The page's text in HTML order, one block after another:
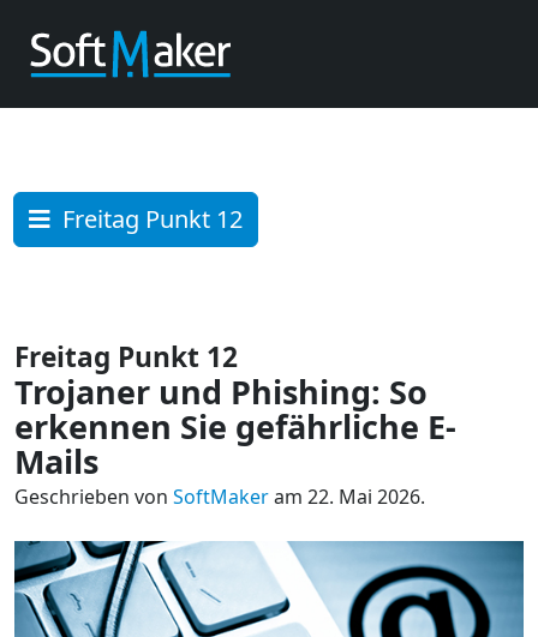
Freitag Punkt 12
Trojaner und Phishing: So
erkennen Sie gefährliche E-
Mails
Geschrieben von SoftMakeram 22. Mai 2026.
Freitag Punkt 12